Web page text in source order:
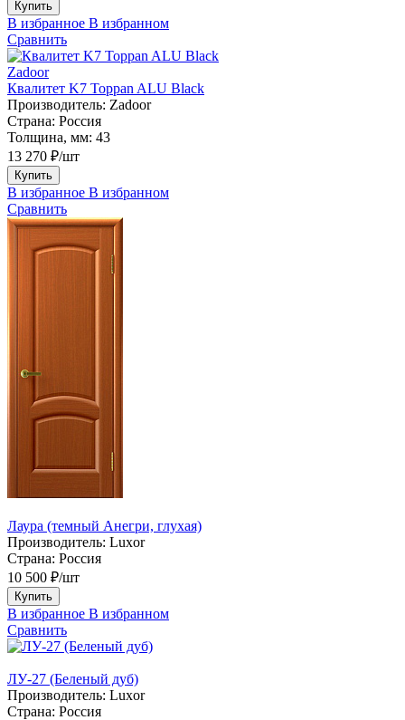
Купить
В избранное В избранном
Сравнить
Zadoor
Квалитет K7 Toppan ALU Black
Производитель: Zadoor
Страна: Россия
Толщина, мм: 43
13 270 ₽/шт
Купить
В избранное В избранном
Сравнить
Лаура (темный Анегри, глухая)
Производитель: Luxor
Страна: Россия
10 500 ₽/шт
Купить
В избранное В избранном
Сравнить
ЛУ-27 (Беленый дуб)
Производитель: Luxor
Страна: Россия